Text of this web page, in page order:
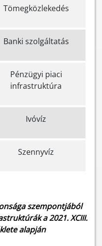
Tömegközlekedés
Banki szolgáltatás
Pénzügyi piaci
infrastruktúra
Ivóvíz
Szennyvíz
szempontjából
a 2021. XCIII.
alapján